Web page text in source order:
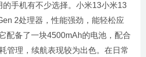
的手机有不少选择。小米13小米13
2处理器，性能强劲，能轻松应
配备了一块4500mAh的电池，配合
管理，续航表现较为出色。在日常